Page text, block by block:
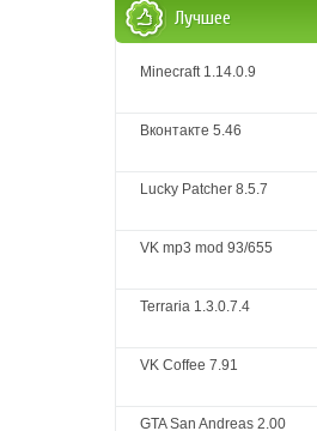
Лучшее
Minecraft 1.14.0.9
Вконтакте 5.46
Lucky Patcher 8.5.7
VK mp3 mod 93/655
Terraria 1.3.0.7.4
VK Coffee 7.91
GTA San Andreas 2.00